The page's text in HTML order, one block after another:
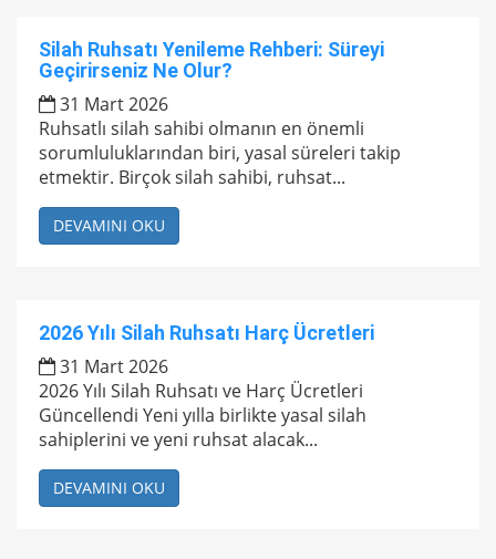
Silah Ruhsatı Yenileme Rehberi: Süreyi
Geçirirseniz Ne Olur?
31 Mart 2026
Ruhsatlı silah sahibi olmanın en önemli
sorumluluklarından biri, yasal süreleri takip
etmektir. Birçok silah sahibi, ruhsat...
DEVAMINI OKU
2026 Yılı Silah Ruhsatı Harç Ücretleri
31 Mart 2026
2026 Yılı Silah Ruhsatı ve Harç Ücretleri
Güncellendi Yeni yılla birlikte yasal silah
sahiplerini ve yeni ruhsat alacak...
DEVAMINI OKU